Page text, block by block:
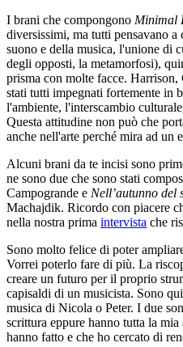
I brani che compongono Minimal
diversissimi, ma tutti pensavano
suono e della musica, l'unione di
degli opposti, la metamorfosi),
prisma con molte facce. Harrison,
stati tutti impegnati fortemente in
l'ambiente, l'interscambio
Questa attitudine non può che
anche nell'arte perché mira ad un
Alcuni brani da te incisi sono
ne sono due che sono stati
Campogrande e Nell’autunno del
Machajdik. Ricordo con piacere
nella nostra prima intervista che
Sono molto felice di poter
Vorrei poterlo fare di più. La
creare un futuro per il proprio
capisaldi di un musicista. Sono
musica di Nicola o Peter. I due
scrittura eppure hanno tutta la
hanno fatto e che ho cercato di